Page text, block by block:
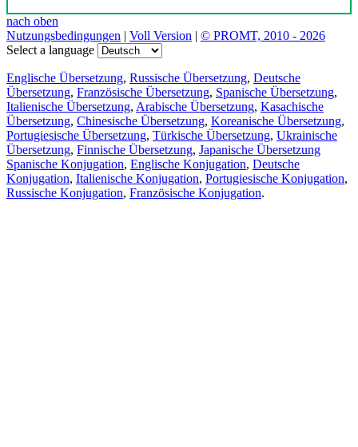
nach oben
Nutzungsbedingungen | Voll Version | © PROMT, 2010 - 2026
Select a language
Englische Übersetzung, Russische Übersetzung, Deutsche
Übersetzung, Französische Übersetzung, Spanische Übersetzung,
Italienische Übersetzung, Arabische Übersetzung, Kasachische
Übersetzung, Chinesische Übersetzung, Koreanische Übersetzung,
Portugiesische Übersetzung, Türkische Übersetzung, Ukrainische
Übersetzung, Finnische Übersetzung, Japanische Übersetzung
Spanische Konjugation, Englische Konjugation, Deutsche
Konjugation, Italienische Konjugation, Portugiesische Konjugation,
Russische Konjugation, Französische Konjugation.